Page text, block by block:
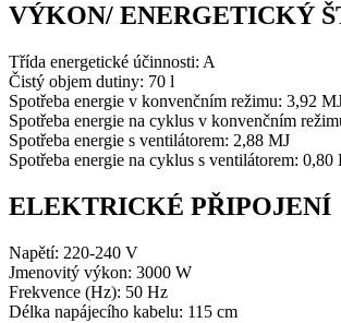
VÝKON/ ENERGETICKÝ
Třída energetické účinnosti: A
Čistý objem dutiny: 70 l
Spotřeba energie v konvenčním režimu: 3,92
Spotřeba energie na cyklus v konvenčním
Spotřeba energie s ventilátorem: 2,88 MJ
Spotřeba energie na cyklus s ventilátorem: 0,80
ELEKTRICKÉ PŘIPOJENÍ
Napětí: 220-240 V
Jmenovitý výkon: 3000 W
Frekvence (Hz): 50 Hz
Délka napájecího kabelu: 115 cm